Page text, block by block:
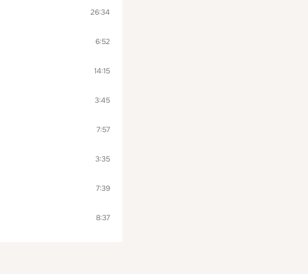
26:34
6:52
14:15
3:45
7:57
3:35
7:39
8:37